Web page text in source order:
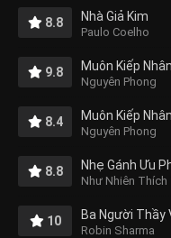
8.8 Nhà Giả Kim
Paulo Coelho
9.8 Muôn Kiếp
Nguyên Phong
8.4 Muôn Kiếp
Nguyên Phong
8.8 Nhẹ Gánh Ưu
Như Nhiên Thích
10 Ba Người Thầy
Robin Sharma